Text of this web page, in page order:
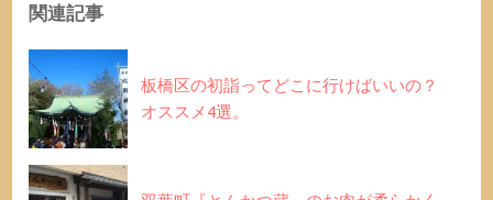
関連記事
板橋区の初詣ってどこに行けばいいの？
オススメ4選。